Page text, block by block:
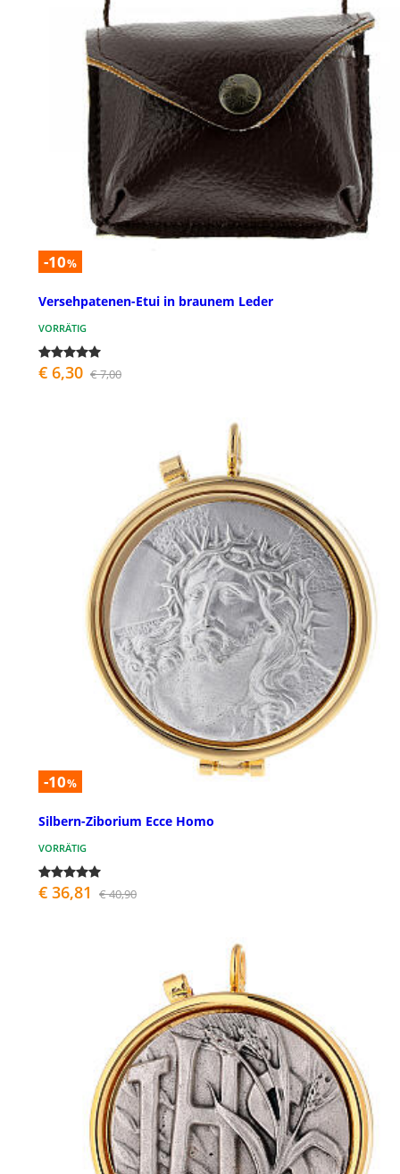
-10%
Versehpatenen-Etui in braunem Leder
VORRÄTIG
€ 6,30 € 7,00
-10%
Silbern-Ziborium Ecce Homo
VORRÄTIG
€ 36,81 € 40,90